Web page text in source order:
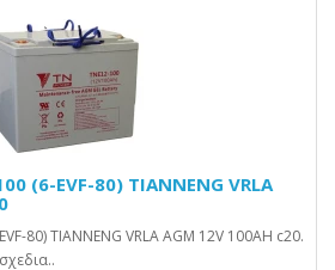
(6-EVF-80) TIANNENG VRLA
80) TIANNENG VRLA AGM 12V 100AH c20.